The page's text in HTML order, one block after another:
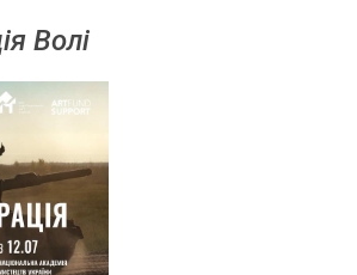
Волі